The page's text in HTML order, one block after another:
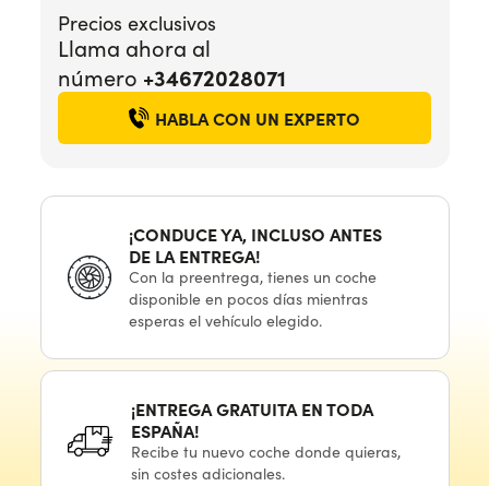
Precios exclusivos
Llama ahora al
número +34672028071
HABLA CON UN EXPERTO
¡CONDUCE YA, INCLUSO ANTES
DE LA ENTREGA!
Con la preentrega,tienes un coche
disponible en pocosdías mientras
esperas el vehículoelegido.
¡ENTREGA GRATUITA EN TODA
ESPAÑA!
Recibe tu nuevocoche donde quieras,
sin costes adicionales.